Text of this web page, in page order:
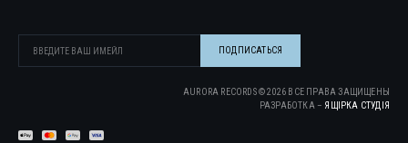
AURORA RECORDS ©2026 ВСЕ ПРАВА ЗАЩИЩЕНЫ
РАЗРАБОТКА – ЯЩІРКА CТУДІЯ